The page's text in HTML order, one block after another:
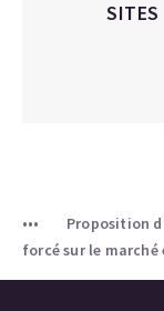
SITES
Proposition
forcé sur le marché